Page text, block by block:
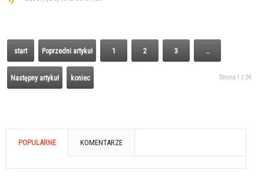
start Poprzedni artykuł 1 2 3 …
Następny artykuł koniec Strona 1 z 24
POPULARNE KOMENTARZE